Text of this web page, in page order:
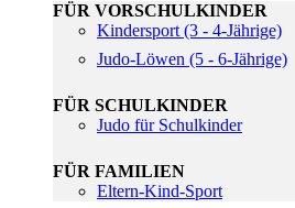
FÜR VORSCHULKINDER
Kindersport (3 - 4-Jährige)
Judo-Löwen (5 - 6-Jährige)
FÜR SCHULKINDER
Judo für Schulkinder
FÜR FAMILIEN
Eltern-Kind-Sport